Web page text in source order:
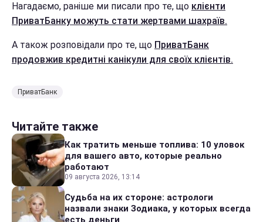
Нагадаємо, раніше ми писали про те, що клієнти
ПриватБанку можуть стати жертвами шахраїв.
А також розповідали про те, що ПриватБанк
продовжив кредитні канікули для своїх клієнтів.
ПриватБанк
Читайте также
Как тратить меньше топлива: 10 уловок
для вашего авто, которые реально
работают
09 августа 2026, 13:14
Судьба на их стороне: астрологи
назвали знаки Зодиака, у которых всегда
есть деньги